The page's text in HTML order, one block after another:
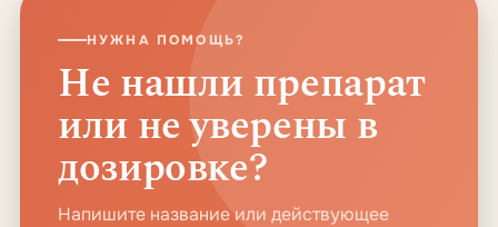
НУЖНА ПОМОЩЬ?
Не нашли препарат
или не уверены в
дозировке?
Напишите название или действующее